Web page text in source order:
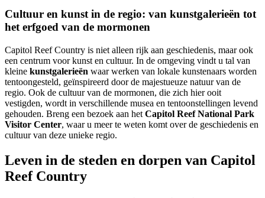
Cultuur en kunst in de regio: van kunstgalerieën tot
het erfgoed van de mormonen
Capitol Reef Country is niet alleen rijk aan geschiedenis, maar ook
een centrum voor kunst en cultuur. In de omgeving vindt u tal van
kleine kunstgalerieën waar werken van lokale kunstenaars worden
tentoongesteld, geïnspireerd door de majestueuze natuur van de
regio. Ook de cultuur van de mormonen, die zich hier ooit
vestigden, wordt in verschillende musea en tentoonstellingen levend
gehouden. Breng een bezoek aan het Capitol Reef National Park
Visitor Center, waar u meer te weten komt over de geschiedenis en
cultuur van deze unieke regio.
Leven in de steden en dorpen van Capitol
Reef Country